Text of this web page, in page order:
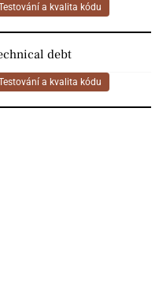
a kvalita kódu
debt
a kvalita kódu